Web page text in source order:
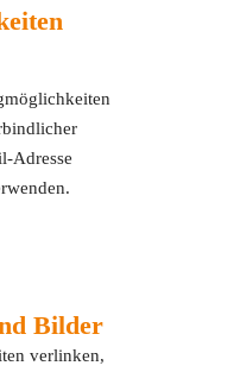
Adresse
Bilder
verlinken,